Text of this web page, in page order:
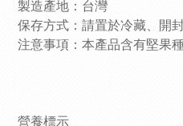
製造產地：台灣
保存方式：請置於冷藏、開
注意事項：本產品含有堅果
營養標示